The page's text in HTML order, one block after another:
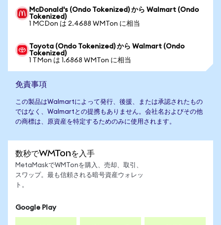
McDonald's (Ondo Tokenized) から Walmart (Ondo
Tokenized)
1 MCDon は 2.4688 WMTon に相当
Toyota (Ondo Tokenized) から Walmart (Ondo
Tokenized)
1 TMon は 1.6868 WMTon に相当
免責事項
この製品はWalmartによって発行、後援、または承認されたもの
ではなく、Walmartとの提携もありません。会社名およびその他
の商標は、原資産を特定するためのみに使用されます。
数秒でWMTonを入手
MetaMaskでWMTonを購入、売却、取引、
スワップ。最も信頼される暗号資産ウォレッ
ト。
Google Play